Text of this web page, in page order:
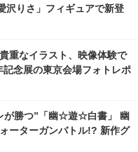
沢りさ」フィギュアで新登
重なイラスト、映像体験で
念展の東京会場フォトレポ
が勝つ”「幽☆遊☆白書」 幽
ーターガンバトル!? 新作グ